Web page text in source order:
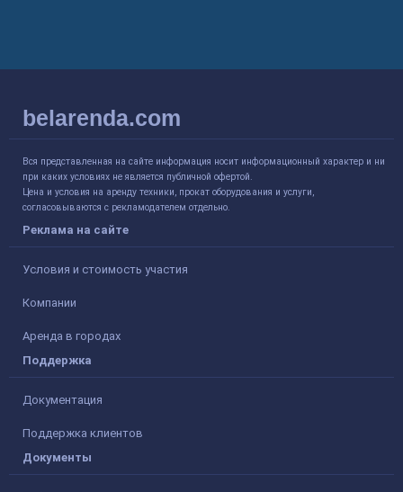
belarenda.com
Вся представленная на сайте информация носит информационный характер и ни
при каких условиях не является публичной офертой.
Цена и условия на аренду техники, прокат оборудования и услуги,
согласовываются с рекламодателем отдельно.
Реклама на сайте
Условия и стоимость участия
Компании
Аренда в городах
Поддержка
Документация
Поддержка клиентов
Документы